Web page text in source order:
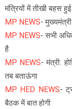
मंत्रियों में तीखी बहस हुई
MP NEWS-
MP NEWS- सभी
है
MP NEWS- मंत्री:
तब बताऊंगा
MP HED NEWS-
बैठक में बात होगी